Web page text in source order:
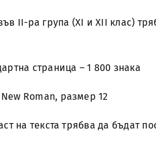
II-ра група (XI и XII клас)
страница – 1 800 знака
Roman, размер 12
на текста трябва да бъдат